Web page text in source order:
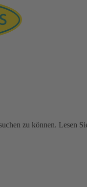
zu können. Lesen